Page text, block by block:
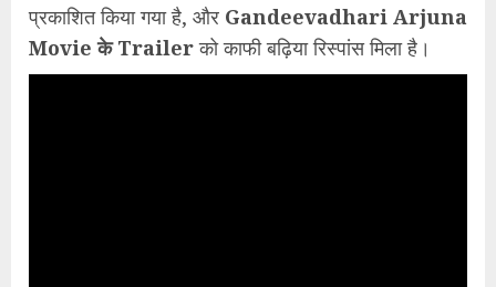
प्रकाशित किया गया है, और Gandeevadhari Arjuna
Movie के Trailerको काफी बढ़िया रिस्पांस मिला है।